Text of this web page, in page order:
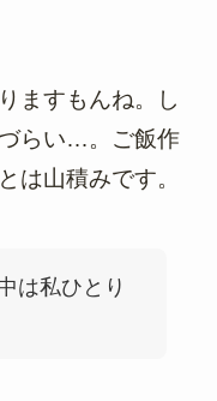
ますもんね。し
らい…。ご飯作
は山積みです。
は私ひとり